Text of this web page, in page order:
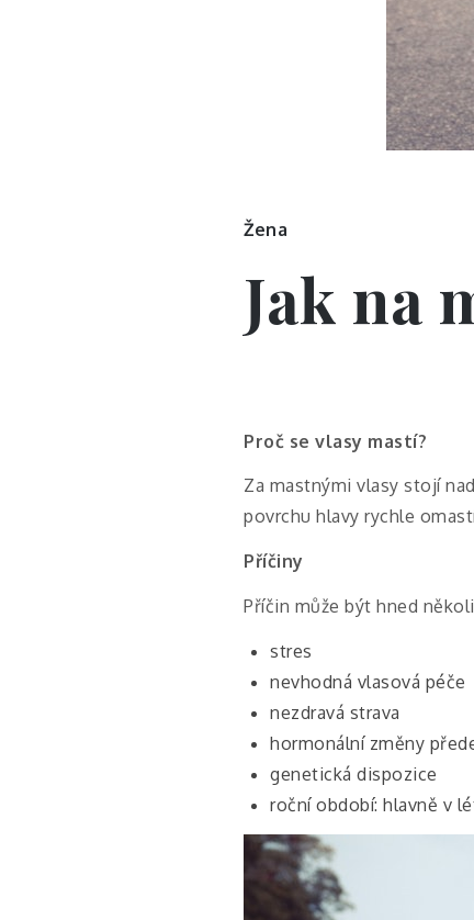
Žena
Jak na
Proč se vlasy mastí?
Za mastnými vlasy stojí
povrchu hlavy rychle
Příčiny
Příčin může být hned
stres
nevhodná vlasová péče
nezdravá strava
hormonální změny
genetická dispozice
roční období: hlavně v